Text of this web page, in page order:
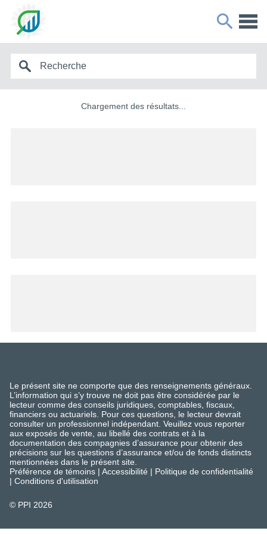
Chargement des résultats...
Le présent site ne comporte que des renseignements généraux.
L’information qui s’y trouve ne doit pas être considérée par le
lecteur comme des conseils juridiques, comptables, fiscaux,
financiers ou actuariels. Pour ces questions, le lecteur devrait
consulter un professionnel indépendant. Veuillez vous reporter
aux exposés de vente, au libellé des contrats et à la
documentation des compagnies d’assurance pour obtenir des
précisions sur les questions d’assurance et/ou de fonds distincts
mentionnées dans le présent site.
Préférence de témoins | Accessibilité | Politique de confidentialité
| Conditions d'utilisation
© PPI 2026